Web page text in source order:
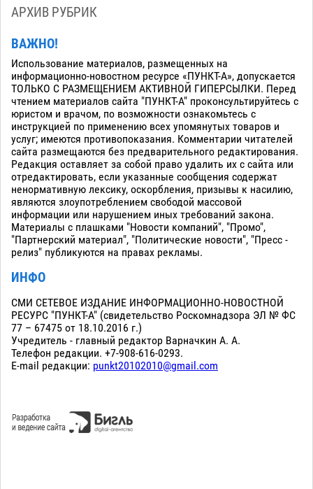
АРХИВ РУБРИК
ВАЖНО!
Использование материалов, размещенных на
информационно-новостном ресурсе «ПУНКТ-А», допускается
ТОЛЬКО С РАЗМЕЩЕНИЕМ АКТИВНОЙ ГИПЕРСЫЛКИ. Перед
чтением материалов сайта "ПУНКТ-А" проконсультируйтесь с
юристом и врачом, по возможности ознакомьтесь с
инструкцией по применению всех упомянутых товаров и
услуг; имеются противопоказания. Комментарии читателей
сайта размещаются без предварительного редактирования.
Редакция оставляет за собой право удалить их с сайта или
отредактировать, если указанные сообщения содержат
ненормативную лексику, оскорбления, призывы к насилию,
являются злоупотреблением свободой массовой
информации или нарушением иных требований закона.
Материалы с плашками "Новости компаний", "Промо",
"Партнерский материал", "Политические новости", "Пресс -
релиз" публикуются на правах рекламы.
ИНФО
СМИ СЕТЕВОЕ ИЗДАНИЕ ИНФОРМАЦИОННО-НОВОСТНОЙ
РЕСУРС "ПУНКТ-А" (свидетельство Роскомнадзора ЭЛ № ФС
77 – 67475 от 18.10.2016 г.)
Учредитель - главный редактор Варначкин А. А.
Телефон редакции. +7-908-616-0293.
E-mail редакции: punkt20102010@gmail.com